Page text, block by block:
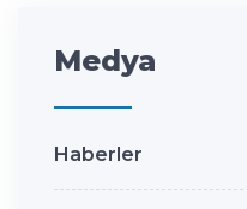
Medya
Haberler